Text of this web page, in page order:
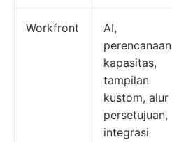
Workfront
AI,
perencanaan
kapasitas,
tampilan
kustom, alur
persetujuan,
integrasi